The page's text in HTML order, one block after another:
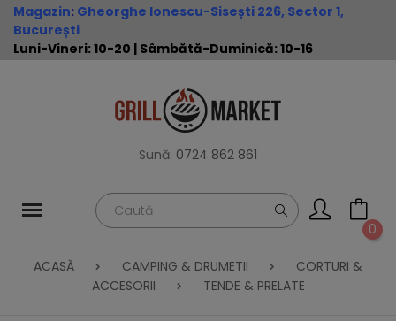
Magazin: Gheorghe Ionescu-Sisești 226, Sector 1,
București
Luni-Vineri: 10-20 | Sâmbătă-Duminică: 10-16
Sună: 0724 862 861
0
ACASĂ CAMPING & DRUMETII
CORTURI &
ACCESORII
TENDE & PRELATE